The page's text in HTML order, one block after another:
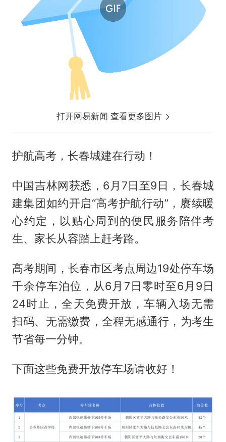
打开网易新闻 查看更多图片
护航高考，长春城建在行动！
中国吉林网获悉，6月7日至9日，长春城
建集团如约开启“高考护航行动”，赓续暖
心约定，以贴心周到的便民服务陪伴考
生、家长从容踏上赶考路。
高考期间，长春市区考点周边19处停车场
千余停车泊位，从6月7日零时至6月9日
24时止，全天免费开放，车辆入场无需
扫码、无需缴费，全程无感通行，为考生
节省每一分钟。
下面这些免费开放停车场请收好！